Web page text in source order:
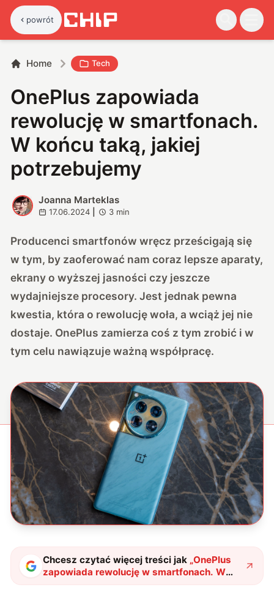
powrót
Home Tech
OnePlus zapowiada
rewolucję w smartfonach.
W końcu taką, jakiej
potrzebujemy
J
Joanna Marteklas
17.06.2024 3 min
Producenci smartfonów wręcz prześcigają się
w tym, by zaoferować nam coraz lepsze aparaty,
ekrany o wyższej jasności czy jeszcze
wydajniejsze procesory. Jest jednak pewna
kwestia, która o rewolucję woła, a wciąż jej nie
dostaje. OnePlus zamierza coś z tym zrobić i w
tym celu nawiązuje ważną współpracę.
Chcesz czytać więcej treści jak „OnePlus
zapowiada rewolucję w smartfonach. W
końcu taką, jakiej potrzebujemy"?